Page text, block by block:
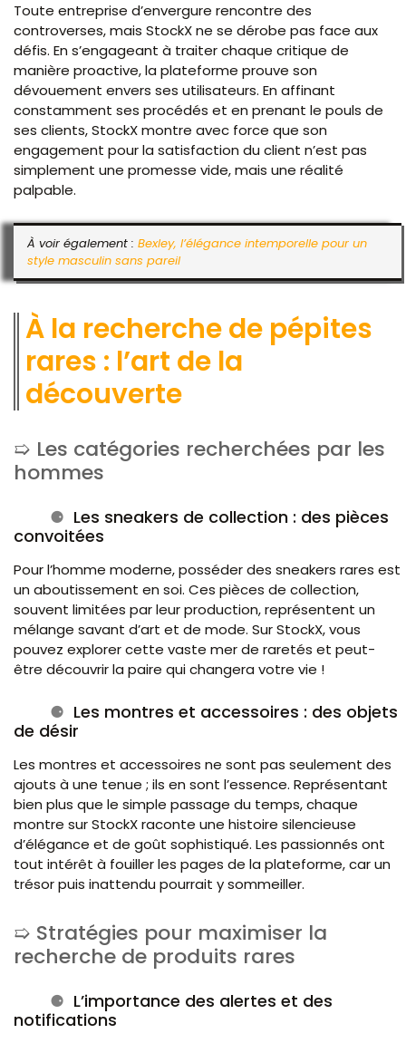
Toute entreprise d’envergure rencontre des
controverses, mais StockX ne se dérobe pas face aux
défis. En s’engageant à traiter chaque critique de
manière proactive, la plateforme prouve son
dévouement envers ses utilisateurs. En affinant
constamment ses procédés et en prenant le pouls de
ses clients, StockX montre avec force que son
engagement pour la satisfaction du client n’est pas
simplement une promesse vide, mais une réalité
palpable.
À voir également : Bexley, l’élégance intemporelle pour un
style masculin sans pareil
À la recherche de pépites
rares : l’art de la
découverte
Les catégories recherchées par les
hommes
Les sneakers de collection : des pièces
convoitées
Pour l’homme moderne, posséder des sneakers rares est
un aboutissement en soi. Ces pièces de collection,
souvent limitées par leur production, représentent un
mélange savant d’art et de mode. Sur StockX, vous
pouvez explorer cette vaste mer de raretés et peut-
être découvrir la paire qui changera votre vie !
Les montres et accessoires : des objets
de désir
Les montres et accessoires ne sont pas seulement des
ajouts à une tenue ; ils en sont l’essence. Représentant
bien plus que le simple passage du temps, chaque
montre sur StockX raconte une histoire silencieuse
d’élégance et de goût sophistiqué. Les passionnés ont
tout intérêt à fouiller les pages de la plateforme, car un
trésor puis inattendu pourrait y sommeiller.
Stratégies pour maximiser la
recherche de produits rares
L’importance des alertes et des
notifications